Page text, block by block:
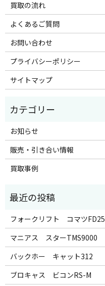
買取の流れ
よくあるご質問
お問い合わせ
プライバシーポリシー
サイトマップ
お知らせ
販売・引き合い情報
買取事例
フォークリフト コマツFD25
マニアス スターTMS9000
バックホー キャット312
ブロキャス ビコンRS-M